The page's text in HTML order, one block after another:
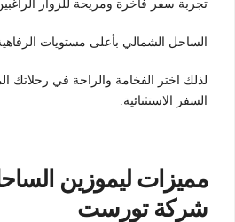
تجربة سفر فاخرة ومريحة للزوار
الساحل الشمالي بأعلى مستويات الرفاهية والجودة
لذلك اختر الفخامة والراحة في رحلاتك
السفر الاستثنائية.
مميزات ليموزين
شركة تورست